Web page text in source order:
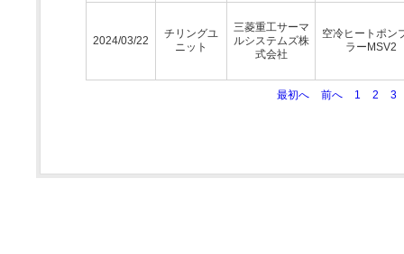
2024/03/22
チリングユ
ニット
三菱重工サーマ
ルシステムズ株
式会社
空冷ヒートポン
ラーMSV2
最初へ 前へ 1 2 3